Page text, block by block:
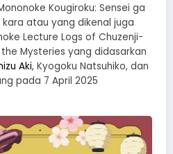
Kougiroku: Sensei ga
atau yang dikenal juga
Lecture Logs of Chuzenji-
Mysteries yang didasarkan
Aki, Kyogoku Natsuhiko, dan
pada 7 April 2025